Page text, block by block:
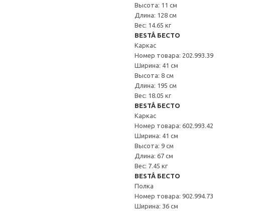
Высота: 11 см
Длина: 128 см
Вес: 14.65 кг
BESTÅ БЕСТО
Каркас
Номер товара: 202.993.39
Ширина: 41 см
Высота: 8 см
Длина: 195 см
Вес: 18.05 кг
BESTÅ БЕСТО
Каркас
Номер товара: 602.993.42
Ширина: 41 см
Высота: 9 см
Длина: 67 см
Вес: 7.45 кг
BESTÅ БЕСТО
Полка
Номер товара: 902.994.73
Ширина: 36 см